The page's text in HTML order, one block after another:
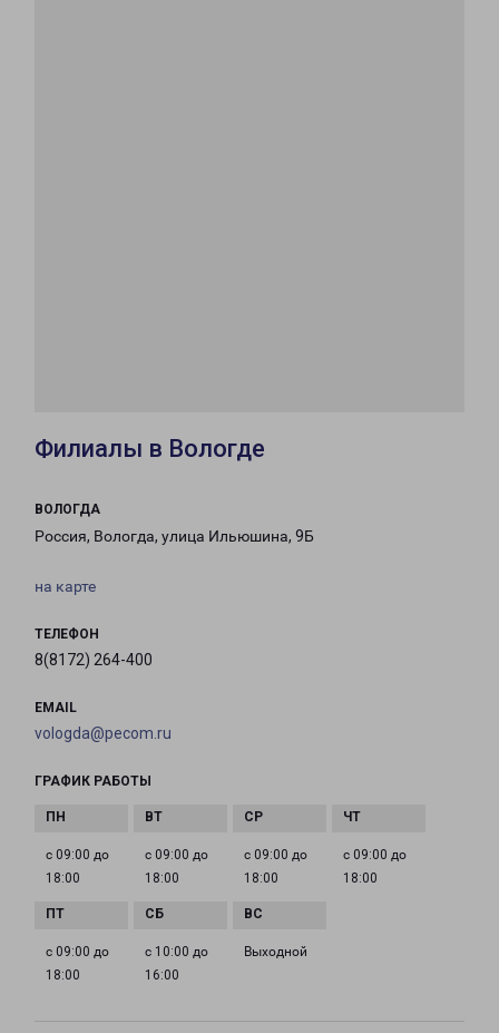
Филиалы в Вологде
ВОЛОГДА
Россия, Вологда, улица Ильюшина, 9Б
на карте
ТЕЛЕФОН
8(8172) 264-400
EMAIL
vologda@pecom.ru
ГРАФИК РАБОТЫ
с 09:00 до
18:00
с 09:00 до
18:00
с 09:00 до
18:00
с 09:00 до
18:00
с 09:00 до
18:00
с 10:00 до
16:00
Выходной